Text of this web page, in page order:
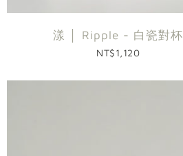
漾 │ Ripple - 白瓷對杯
NT$1,120